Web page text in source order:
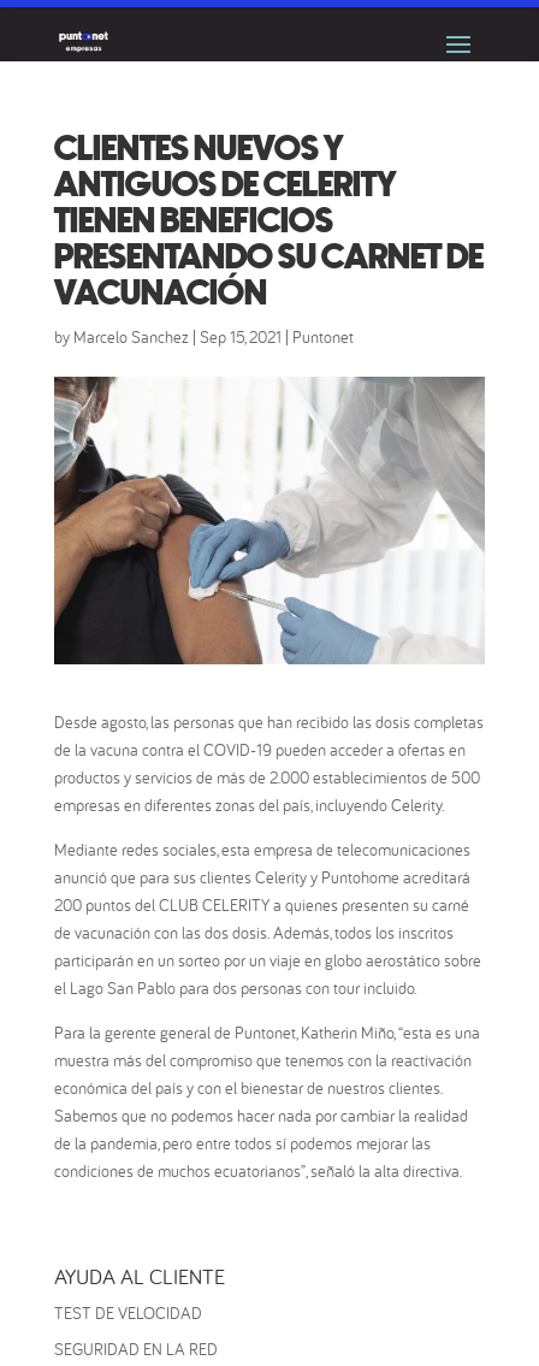
CLIENTES NUEVOS Y
ANTIGUOS DE CELERITY
TIENEN BENEFICIOS
PRESENTANDO SU CARNET DE
VACUNACIÓN
by Marcelo Sanchez| Sep 15, 2021 | Puntonet
Desde agosto, las personas que han recibido las dosis completas
de la vacuna contra el COVID-19 pueden acceder a ofertas en
productos y servicios de más de 2.000 establecimientos de 500
empresas en diferentes zonas del país, incluyendo Celerity.
Mediante redes sociales, esta empresa de telecomunicaciones
anunció que para sus clientes Celerity y Puntohome acreditará
200 puntos del CLUB CELERITY a quienes presenten su carné
de vacunación con las dos dosis. Además, todos los inscritos
participarán en un sorteo por un viaje en globo aerostático sobre
el Lago San Pablo para dos personas con tour incluido.
Para la gerente general de Puntonet, Katherin Miño, “esta es una
muestra más del compromiso que tenemos con la reactivación
económica del país y con el bienestar de nuestros clientes.
Sabemos que no podemos hacer nada por cambiar la realidad
de la pandemia, pero entre todos sí podemos mejorar las
condiciones de muchos ecuatorianos”, señaló la alta directiva.
AYUDA AL CLIENTE
TEST DE VELOCIDAD
SEGURIDAD EN LA RED